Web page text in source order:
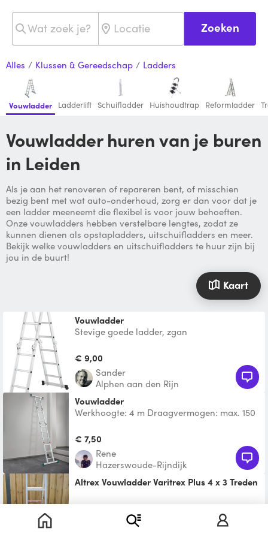
Zoeken
Alles / Klussen & Gereedschap / Ladders
Vouwladder Ladderlift Schuifladder Huishoudtrap Reformladder
Vouwladder huren van je buren
in Leiden
Als je aan het renoveren of repareren bent, of misschien
bezig bent met wat auto-onderhoud, zorg er dan voor dat je
een ladder meeneemt die flexibel is voor jouw behoeften.
Onze vouwladders hebben verstelbare lengtes, zodat ze
kunnen dienen als opstapladders, uitschuifladders en meer.
Bekijk welke vouwladders en uitschuifladders te huur zijn bij
jou in de buurt!
Kaart
Vouwladder
Stevige goede ladder, zgan
€ 9,00
Sander
Alphen aan den Rijn
Vouwladder
Werkhoogte: 4 m Draagvermogen: max. 150
€ 7,50
Rene
Hazerswoude-Rijndijk
Altrex Vouwladder Varitrex Plus 4 x 3 Treden